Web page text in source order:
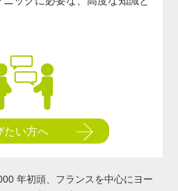
たい方へ
年初頭、フランスを中心にヨー